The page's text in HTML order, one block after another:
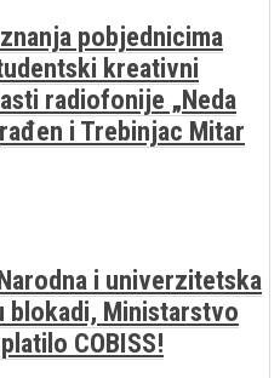
pobjednicima
kreativni
radiofonije „Neda
i Trebinjac Mitar
i univerzitetska
blokadi, Ministarstvo
COBISS!